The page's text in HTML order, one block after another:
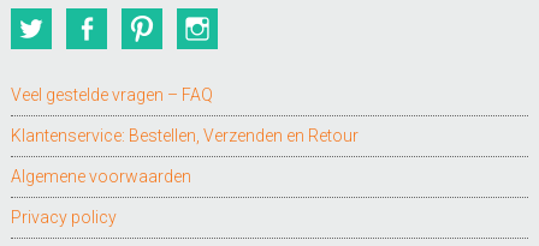
TwitterFacebookPinterest
Veel gestelde vragen – FAQ
Klantenservice: Bestellen, Verzenden en Retour
Algemene voorwaarden
Privacy policy